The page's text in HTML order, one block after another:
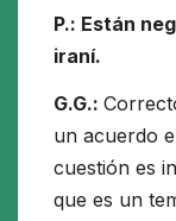
P.: Están
iraní.
G.G.:
un acuerdo
cuestión es
que es un